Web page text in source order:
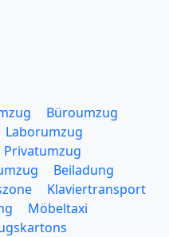
Büroumzug
Laborumzug
Privatumzug
Beiladung
Klaviertransport
Möbeltaxi